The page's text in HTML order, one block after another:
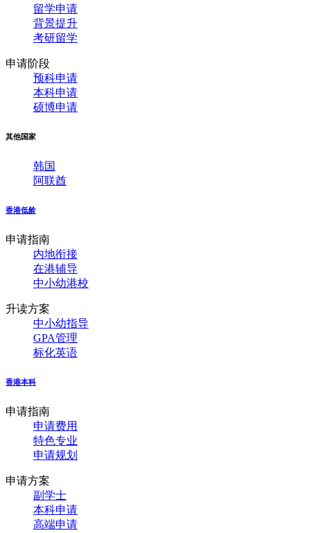
留学申请
背景提升
考研留学
申请阶段
预科申请
本科申请
硕博申请
其他国家
韩国
阿联酋
香港低龄
申请指南
内地衔接
在港辅导
中小幼港校
升读方案
中小幼指导
GPA管理
标化英语
香港本科
申请指南
申请费用
特色专业
申请规划
申请方案
副学士
本科申请
高端申请